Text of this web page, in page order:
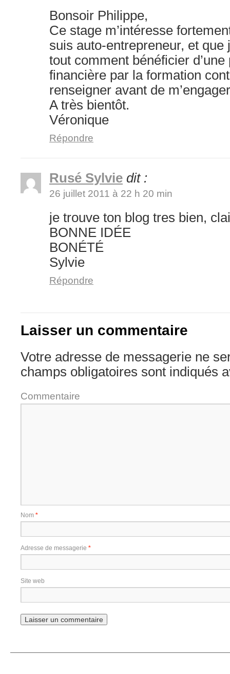
Bonsoir Philippe,
Ce stage m’intéresse
suis auto-entrepreneur, et que
tout comment bénéficier
financière par la formation
renseigner avant de
A très bientôt.
Véronique
Répondre
Rusé Sylvie dit :
26 juillet 2011 à 22 h 20 min
je trouve ton blog tres bien,
BONNE IDÉE
BONÉTÉ
Sylvie
Répondre
Laisser un commentaire
Votre adresse de messagerie ne
champs obligatoires sont indiqués
Commentaire
Nom *
Adresse de messagerie *
Site web